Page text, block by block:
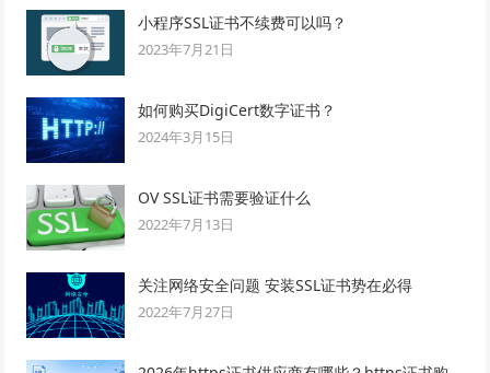
小程序SSL证书不续费可以吗？
2023年7月21日
如何购买DigiCert数字证书？
2024年3月15日
OV SSL证书需要验证什么
2022年7月13日
关注网络安全问题 安装SSL证书势在必得
2022年7月27日